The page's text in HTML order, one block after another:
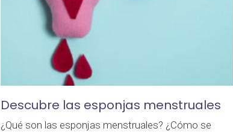
Descubre las esponjas menstruales
¿Qué son las esponjas menstruales? ¿Cómo se